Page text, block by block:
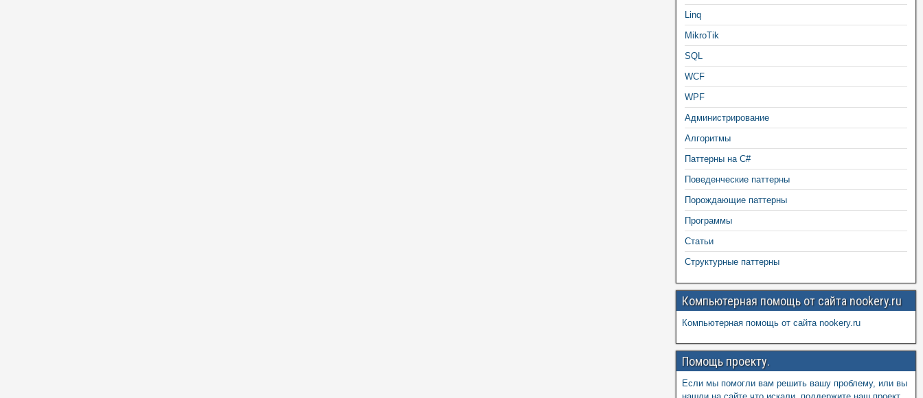
Linq
MikroTik
SQL
WCF
WPF
Администрирование
Алгоритмы
Паттерны на C#
Поведенческие паттерны
Порождающие паттерны
Программы
Статьи
Структурные паттерны
Компьютерная помощь от сайта nookery.ru
Компьютерная помощь от сайта nookery.ru
Помощь проекту.
Если мы помогли вам решить вашу проблему, или вы